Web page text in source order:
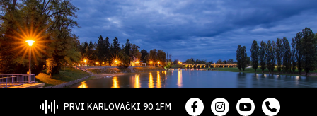
PRVI KARLOVAČKI 90.1FM